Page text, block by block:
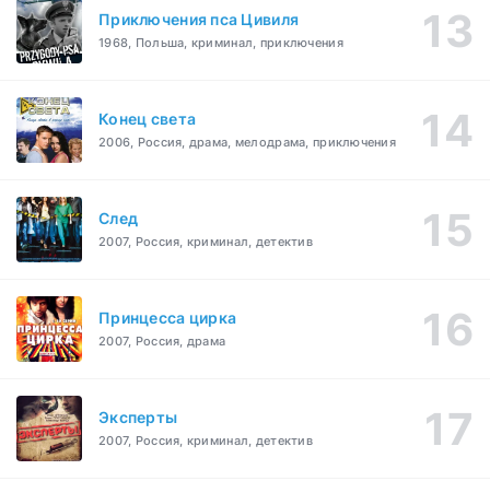
Приключения пса Цивиля
1968, Польша, криминал, приключения
Конец света
2006, Россия, драма, мелодрама, приключения
След
2007, Россия, криминал, детектив
Принцесса цирка
2007, Россия, драма
Эксперты
2007, Россия, криминал, детектив